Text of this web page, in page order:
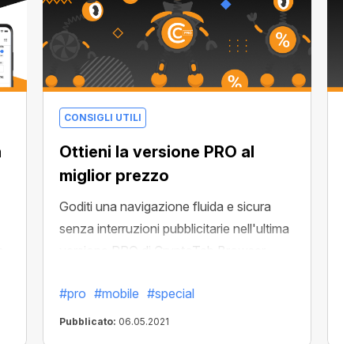
CONSIGLI UTILI
Ottieni la versione PRO al
miglior prezzo
Goditi una navigazione fluida e sicura
senza interruzioni pubblicitarie nell'ultima
versione PRO di CryptoTab Browser.
annunci in modo che tu possa sentirti
libero da video commerciali, popup
#pro #mobile #special
Pubblicato: 06.05.2021